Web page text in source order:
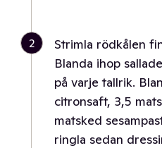
2
Strimla rödkålen
Blanda ihop
på varje tallrik.
citronsaft, 3,5
matsked
ringla sedan